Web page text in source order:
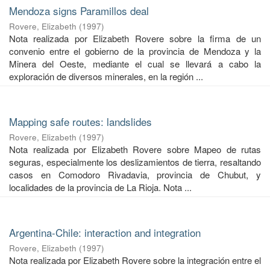
Mendoza signs Paramillos deal
Rovere, Elizabeth (1997)
Nota realizada por Elizabeth Rovere sobre la firma de un
convenio entre el gobierno de la provincia de Mendoza y la
Minera del Oeste, mediante el cual se llevará a cabo la
exploración de diversos minerales, en la región ...
Mapping safe routes: landslides
Rovere, Elizabeth (1997)
Nota realizada por Elizabeth Rovere sobre Mapeo de rutas
seguras, especialmente los deslizamientos de tierra, resaltando
casos en Comodoro Rivadavia, provincia de Chubut, y
localidades de la provincia de La Rioja. Nota ...
Argentina-Chile: interaction and integration
Rovere, Elizabeth (1997)
Nota realizada por Elizabeth Rovere sobre la integración entre el